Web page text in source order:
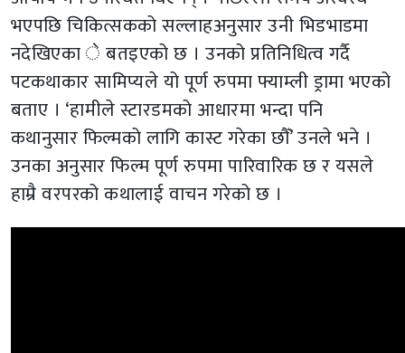
भएपछि चिकित्सकको सल्लाहअनुसार उनी भिडभाडमा
नदेखिएका े बतइएको छ । उनको प्रतिनिधित्व गर्दै
पटकथाकार सामिप्यले यो पूर्ण रुपमा फ्याम्ली ड्रामा भएको
बताए । ‘हामीले स्टारडमको आधारमा भन्दा पनि
कथानुसार फिल्मको लागि कास्ट गरेका छौँ’ उनले भने ।
उनका अनुसार फिल्म पूर्ण रुपमा पारिवारिक छ र यसले
हाम्रै वरपरको कथालाई वाचन गरेको छ ।